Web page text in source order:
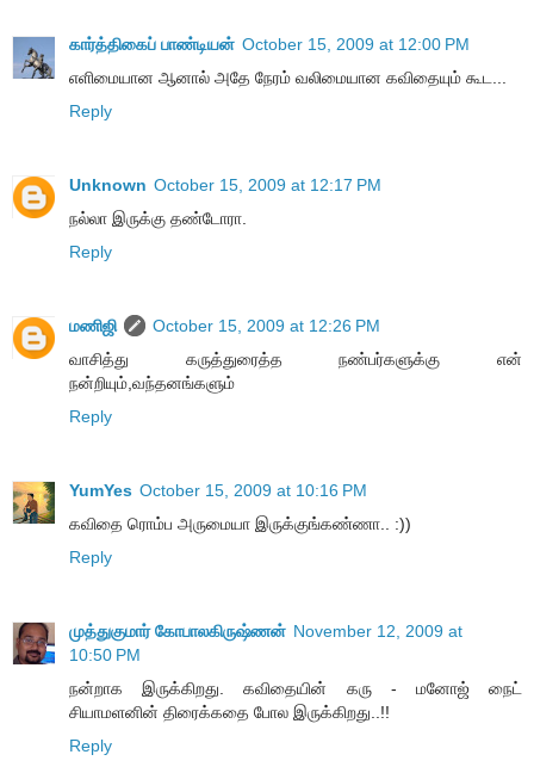
கார்த்திகைப் பாண்டியன் October 15, 2009 at 12:00 PM
எளிமையான ஆனால் அதே நேரம் வலிமையான கவிதையும் கூட...
Reply
Unknown October 15, 2009 at 12:17 PM
நல்லா இருக்கு தண்டோரா.
Reply
மணிஜி
October 15, 2009 at 12:26 PM
வாசித்து கருத்துரைத்த நண்பர்களுக்கு என்
நன்றியும்,வந்தனங்களும்
Reply
YumYes October 15, 2009 at 10:16 PM
கவிதை ரொம்ப அருமையா இருக்குங்கண்ணா.. :))
Reply
முத்துகுமார் கோபாலகிருஷ்ணன் November 12, 2009 at
10:50 PM
நன்றாக இருக்கிறது. கவிதையின் கரு - மனோஜ் நைட்
சியாமளனின் திரைக்கதை போல இருக்கிறது..!!
Reply